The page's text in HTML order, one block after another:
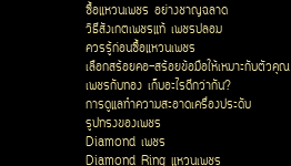
ซื้อแหวนเพชร อย่างชาญฉลาด
วิธีสังเกตเพชรแท้ เพชรปลอม
ควรรู้ก่อนซื้อแหวนเพชร
เลือกสร้อยคอ-สร้อยข้อมือให้เหมาะกับตัวคุณ
เพชรกับทอง เก็บอะไรดีกว่ากัน?
การดูแลทำความสะอาดเครื่องประดับ
รูปทรงของเพชร
Diamond เพชร
Diamond Ring แหวนเพชร